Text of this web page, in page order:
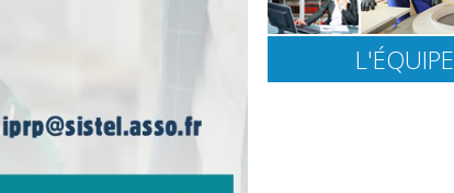
L'ÉQUIPE